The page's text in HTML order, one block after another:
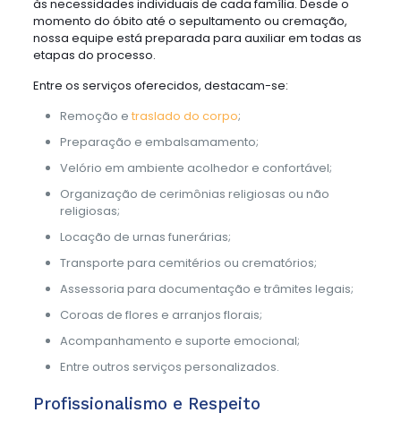
às necessidades individuais de cada família. Desde o
momento do óbito até o sepultamento ou cremação,
nossa equipe está preparada para auxiliar em todas as
etapas do processo.
Entre os serviços oferecidos, destacam-se:
Remoção e traslado do corpo;
Preparação e embalsamamento;
Velório em ambiente acolhedor e confortável;
Organização de cerimônias religiosas ou não
religiosas;
Locação de urnas funerárias;
Transporte para cemitérios ou crematórios;
Assessoria para documentação e trâmites legais;
Coroas de flores e arranjos florais;
Acompanhamento e suporte emocional;
Entre outros serviços personalizados.
Profissionalismo e Respeito